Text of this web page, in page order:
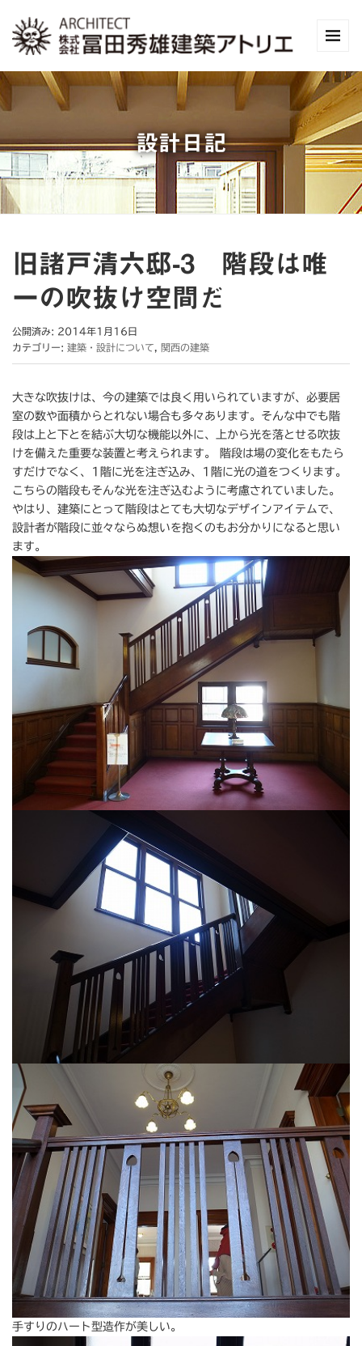
設計日記
旧諸戸清六邸-3 階段は唯
一の吹抜け空間だ
公開済み: 2014年1月16日
カテゴリー: 建築・設計について 関西の建築
大きな吹抜けは、今の建築では良く用いられていますが、必要居
室の数や面積からとれない場合も多々あります。そんな中でも階
段は上と下とを結ぶ大切な機能以外に、上から光を落とせる吹抜
けを備えた重要な装置と考えられます。 階段は場の変化をもたら
すだけでなく、1階に光を注ぎ込み、1階に光の道をつくります。
こちらの階段もそんな光を注ぎ込むように考慮されていました。
やはり、建築にとって階段はとても大切なデザインアイテムで、
設計者が階段に並々ならぬ想いを抱くのもお分かりになると思い
ます。
手すりのハート型造作が美しい。